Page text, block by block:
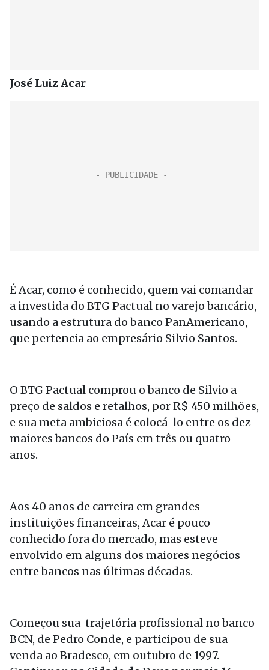
José Luiz Acar
É Acar, como é conhecido, quem vai comandar
a investida do BTG Pactual no varejo bancário,
usando a estrutura do banco PanAmericano,
que pertencia ao empresário Silvio Santos.
O BTG Pactual comprou o banco de Silvio a
preço de saldos e retalhos, por R$ 450 milhões,
e sua meta ambiciosa é colocá-lo entre os dez
maiores bancos do País em três ou quatro
anos.
Aos 40 anos de carreira em grandes
instituições financeiras, Acar é pouco
conhecido fora do mercado, mas esteve
envolvido em alguns dos maiores negócios
entre bancos nas últimas décadas.
Começou sua trajetória profissional no banco
BCN, de Pedro Conde, e participou de sua
venda ao Bradesco, em outubro de 1997.